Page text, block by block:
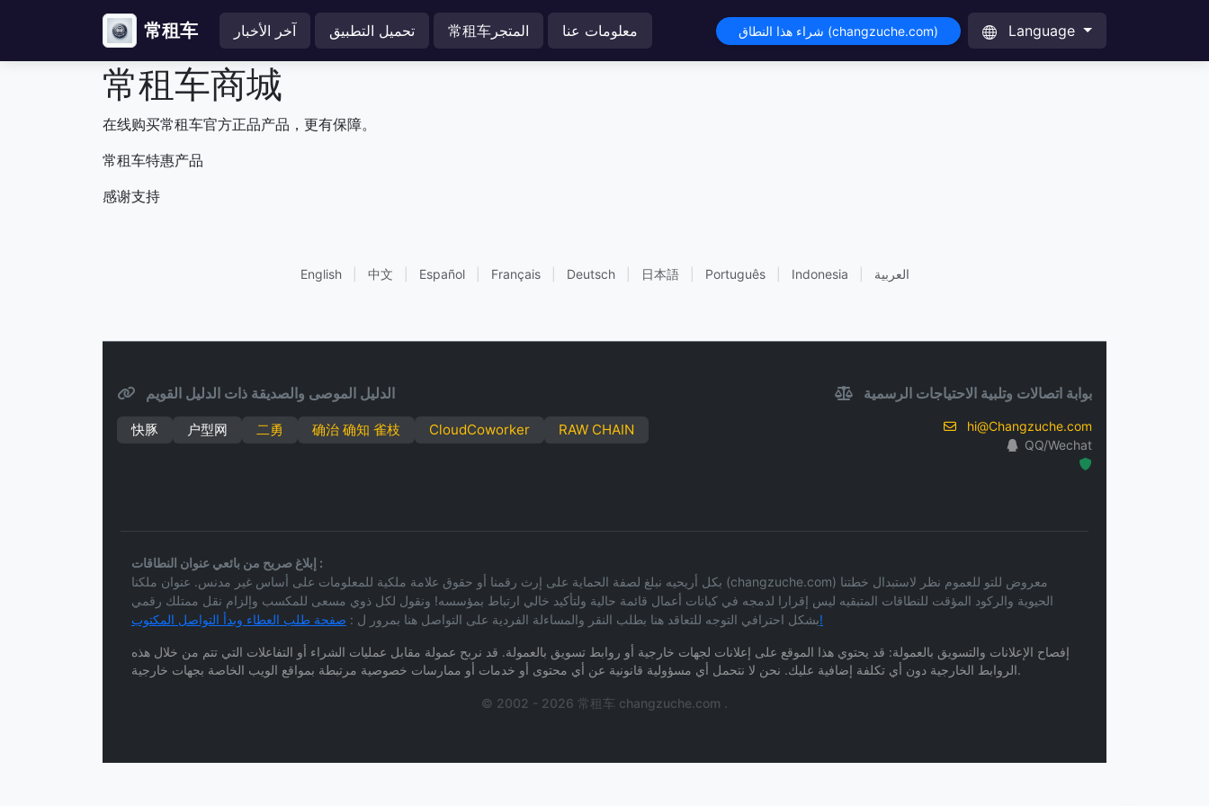
常租车 آخر الأخبار تحميل التطبيق 常租车المتجر معلومات عنا شراء هذا النطاق (changzuche.com) Language
常租车商城
在线购买常租车官方正品产品，更有保障。
常租车特惠产品
感谢支持
English 中文 Español Français Deutsch 日本語 Português Indonesia العربية
الدليل الموصى والصديقة ذات الدليل القويم
快豚 户型网 二勇 确治 确知 雀枝 CloudCoworker RAW CHAIN
بوابة اتصالات وتلبية الاحتياجات الرسمية
hi@Changzuche.com
QQ/Wechat
إبلاغ صريح من بائعي عنوان النطاقات :
بكل أريحيه نبلغ لصفة الحماية على إرث رقمنا أو حقوق علامة ملكية للمعلومات على أساس غير مدنس. عنوان ملكنا (changzuche.com) معروض للتو للعموم نظر لاستبدال خطتنا
الحيوية والركود المؤقت للنطاقات المتبقيه ليس إقرارا لدمجه في كيانات أعمال قائمة حالية ولتأكيد خالي ارتباط بمؤسسه! ونقول لكل ذوي مسعى للمكسب وإلزام نقل ممتلك رقمي
بشكل احترافي التوجه للتعاقد هنا بطلب النقر والمساءلة الفردية على التواصل هنا بمرور ل :صفحة طلب العطاء وبدأ التواصل المكتوب!
إفصاح الإعلانات والتسويق بالعمولة: قد يحتوي هذا الموقع على إعلانات لجهات خارجية أو روابط تسويق بالعمولة. قد نربح عمولة مقابل عمليات الشراء أو التفاعلات التي تتم من خلال هذه
الروابط الخارجية دون أي تكلفة إضافية عليك. نحن لا نتحمل أي مسؤولية قانونية عن أي محتوى أو خدمات أو ممارسات خصوصية مرتبطة بمواقع الويب الخاصة بجهات خارجية.
© 2002 - 2026 常租车 changzuche.com .